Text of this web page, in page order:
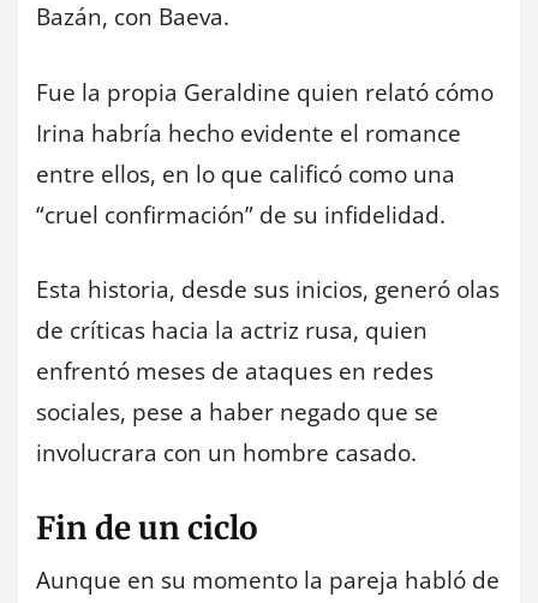
Bazán, con Baeva.
Fue la propia Geraldine quien relató cómo
Irina habría hecho evidente el romance
entre ellos, en lo que calificó como una
“cruel confirmación” de su infidelidad.
Esta historia, desde sus inicios, generó olas
de críticas hacia la actriz rusa, quien
enfrentó meses de ataques en redes
sociales, pese a haber negado que se
involucrara con un hombre casado.
Fin de un ciclo
Aunque en su momento la pareja habló de